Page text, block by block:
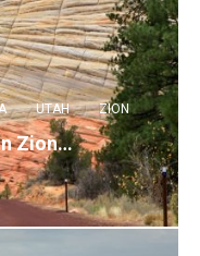
UTAH ZION
Zion…